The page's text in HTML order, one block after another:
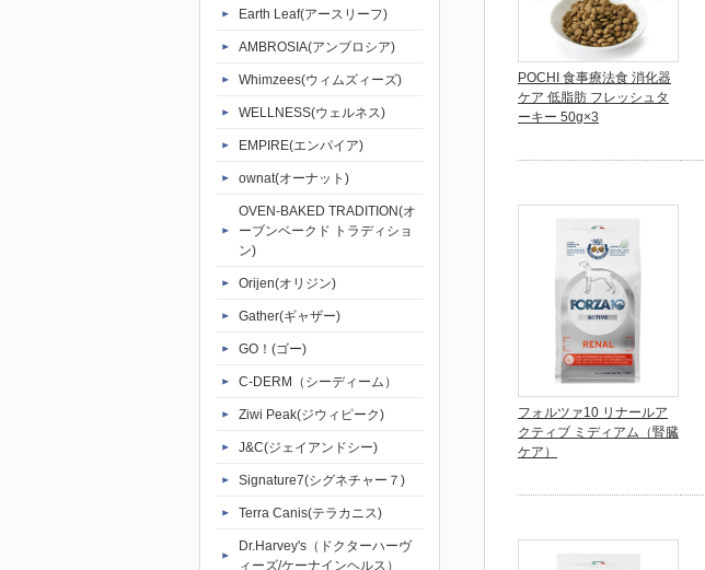
Earth Leaf(アースリーフ)
AMBROSIA(アンブロシア)
Whimzees(ウィムズィーズ)
WELLNESS(ウェルネス)
EMPIRE(エンパイア)
ownat(オーナット)
OVEN-BAKED TRADITION(オ
ーブンベークド トラディショ
ン)
Orijen(オリジン)
Gather(ギャザー)
GO！(ゴー)
C-DERM（シーディーム）
Ziwi Peak(ジウィピーク)
J&C(ジェイアンドシー)
Signature7(シグネチャー７)
Terra Canis(テラカニス)
Dr.Harvey's（ドクターハーヴ
ィーズ/ケーナインヘルス）
POCHI 食事療法食 消化器
ケア 低脂肪 フレッシュタ
ーキー 50g×3
フォルツァ10 リナールア
クティブ ミディアム（腎臓
ケア）